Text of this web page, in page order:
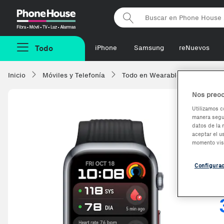
Phonehouse
Todo iPhone Samsung reNuevos
Inicio Móviles y Telefonía Todo en Wearables
Nos
Utilizamos
manera
datos de la
aceptar el
momento